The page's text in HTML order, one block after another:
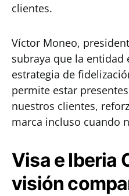
clientes.
Víctor Moneo,
subraya que la entidad
estrategia de
permite estar
nuestros clientes,
marca incluso cuando
Visa e Iberia
visión